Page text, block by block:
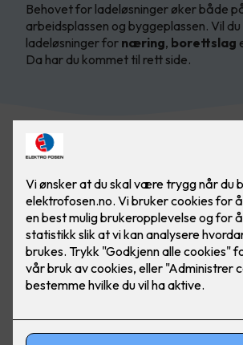
Behovet for ladeløsninger øker både
arbeidsplassen og byggeplassen. Vil
ladeløsninger for næring, borettslag
Da har du kommet til rett side.